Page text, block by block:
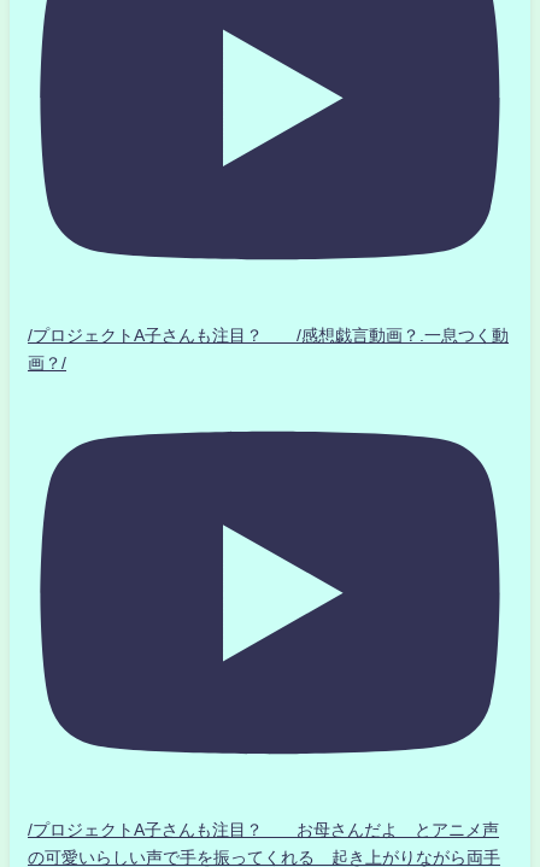
/プロジェクトA子さんも注目？ /感想戯言動画？.一息つく動
画？/
/プロジェクトA子さんも注目？ お母さんだよ とアニメ声
の可愛いらしい声で手を振ってくれる 起き上がりながら両手